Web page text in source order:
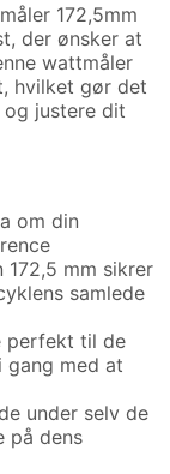
172,5mm
der ønsker at
wattmåler
hvilket gør det
justere dit
om din
mm sikrer
samlede
perfekt til de
gang med at
under selv de
på dens